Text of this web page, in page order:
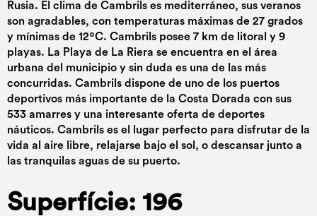
Rusia. El clima de Cambrils es mediterráneo, sus veranos
son agradables, con temperaturas máximas de 27 grados
y mínimas de 12ºC. Cambrils posee 7 km de litoral y 9
playas. La Playa de La Riera se encuentra en el área
urbana del municipio y sin duda es una de las más
concurridas. Cambrils dispone de uno de los puertos
deportivos más importante de la Costa Dorada con sus
533 amarres y una interesante oferta de deportes
náuticos. Cambrils es el lugar perfecto para disfrutar de la
vida al aire libre, relajarse bajo el sol, o descansar junto a
las tranquilas aguas de su puerto.
Superfície: 196